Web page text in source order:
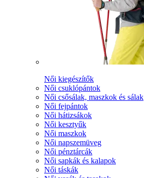
Női kiegészítők
Női csuklópántok
Női csősálak, maszkok és sálak
Női fejpántok
Női hátizsákok
Női kesztyűk
Női maszkok
Női napszemüveg
Női pénztárcák
Női sapkák és kalapok
Női táskák